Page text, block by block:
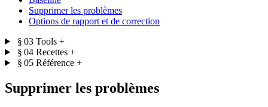
Supprimer les problèmes
Options de rapport et de correction
§ 03 Tools +
§ 04 Recettes +
§ 05 Référence +
Supprimer les problèmes